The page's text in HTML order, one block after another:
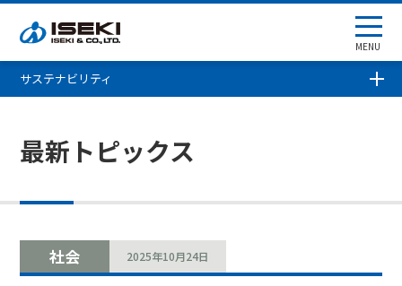
MENU
最新トピックス
サステナビリティ
社会 2025年10月24日